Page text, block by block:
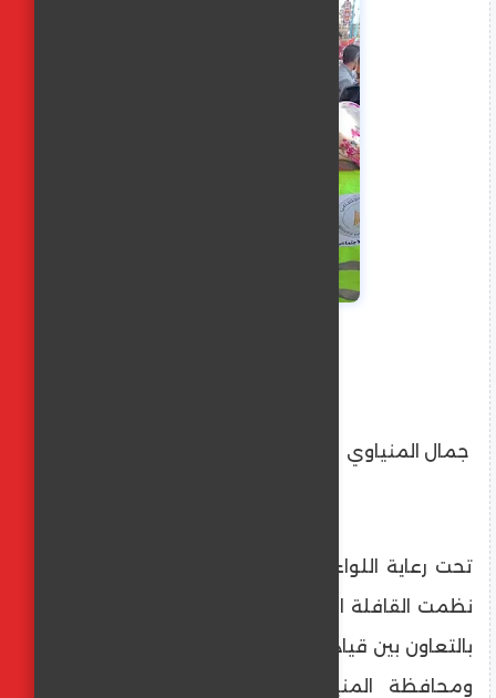
جمال المنياوي
تحت رعاية اللواء عماد كدواني، محافظ المنيا،
نظمت القافلة الطبية المجانية «الأسرة الكبيرة»
بالتعاون بين قيادة المنطقة المركزية العسكرية
ومحافظة المنيا، ومديرية الصحة، ومديرية